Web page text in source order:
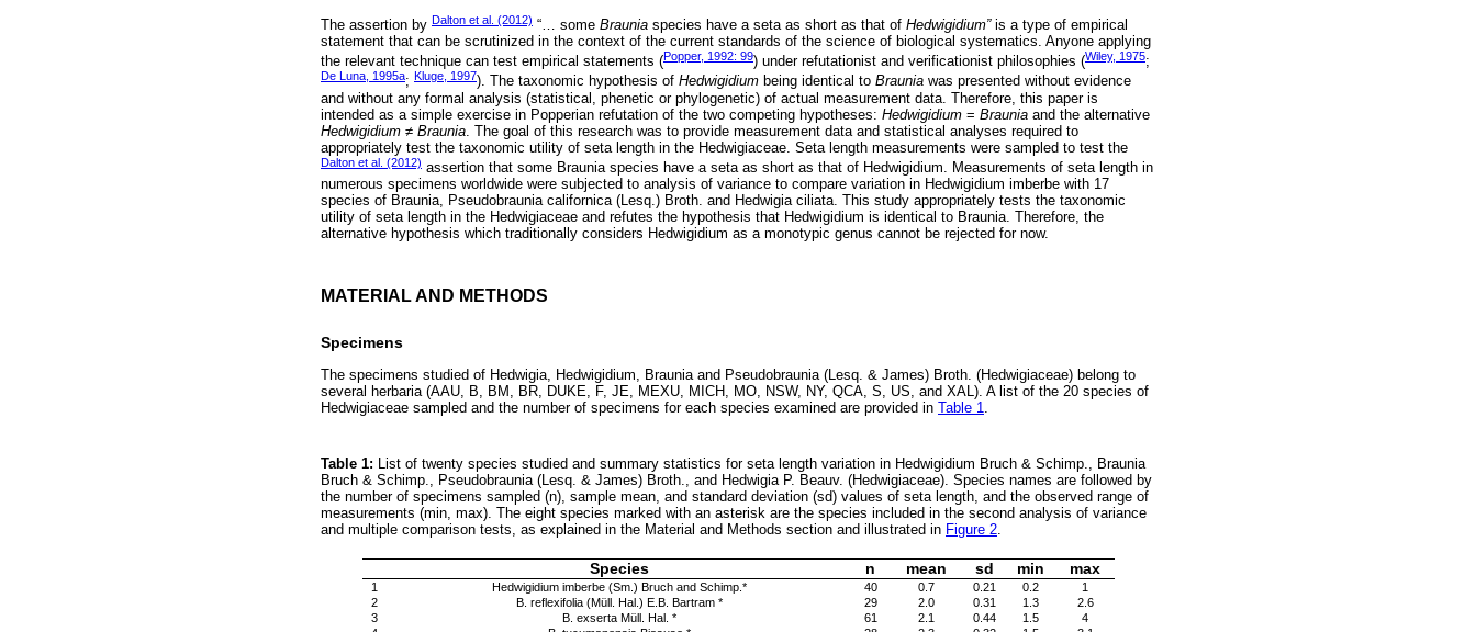
The assertion by Dalton et al. (2012) “… some Braunia species have a seta as short as that of Hedwigidium”is a type of empirical
statement that can be scrutinized in the context of the current standards of the science of biological systematics. Anyone applying
the relevant technique can test empirical statements (Popper, 1992: 99) under refutationist and verificationist philosophies (Wiley, 1975;
De Luna, 1995a; Kluge, 1997). The taxonomic hypothesis of Hedwigidium being identical to Braunia was presented without evidence
and without any formal analysis (statistical, phenetic or phylogenetic) of actual measurement data. Therefore, this paper is
intended as a simple exercise in Popperian refutation of the two competing hypotheses: Hedwigidium = Braunia and the alternative
Hedwigidium ≠ Braunia . The goal of this research was to provide measurement data and statistical analyses required to
appropriately test the taxonomic utility of seta length in the Hedwigiaceae. Seta length measurements were sampled to test the
Dalton et al. (2012) assertion that some Braunia species have a seta as short as that of Hedwigidium. Measurements of seta length in
numerous specimens worldwide were subjected to analysis of variance to compare variation in Hedwigidium imberbe with 17
species of Braunia, Pseudobraunia californica (Lesq.) Broth. and Hedwigia ciliata. This study appropriately tests the taxonomic
utility of seta length in the Hedwigiaceae and refutes the hypothesis that Hedwigidium is identical to Braunia. Therefore, the
alternative hypothesis which traditionally considers Hedwigidium as a monotypic genus cannot be rejected for now.
MATERIAL AND METHODS
Specimens
The specimens studied of Hedwigia, Hedwigidium, Braunia and Pseudobraunia (Lesq. & James) Broth. (Hedwigiaceae) belong to
several herbaria (AAU, B, BM, BR, DUKE, F, JE, MEXU, MICH, MO, NSW, NY, QCA, S, US, and XAL). A list of the 20 species of
Hedwigiaceae sampled and the number of specimens for each species examined are provided in Table 1
Table 1: List of twenty species studied and summary statistics for seta length variation in Hedwigidium Bruch & Schimp., Braunia
Bruch & Schimp., Pseudobraunia (Lesq. & James) Broth., and Hedwigia P. Beauv. (Hedwigiaceae). Species names are followed by
the number of specimens sampled (n), sample mean, and standard deviation (sd) values of seta length, and the observed range of
measurements (min, max). The eight species marked with an asterisk are the species included in the second analysis of variance
and multiple comparison tests, as explained in the Material and Methods section and illustrated in Figure 2.
Species n mean sd min max
1 Hedwigidium imberbe (Sm.) Bruch and Schimp.* 40 0.7 0.21 0.2
1
2
B. reflexifolia (Müll. Hal.) E.B. Bartram * 29 2.0 0.31 1.3
2.6
3
B. exserta Müll. Hal. * 61 2.1 0.44 1.5
4